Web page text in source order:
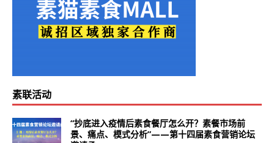
素联活动
“抄底进入疫情后素食餐厅怎么开？素餐市场前
景、痛点、模式分析”——第十四届素食营销论坛